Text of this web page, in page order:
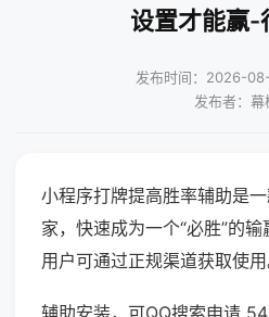
设置才能赢-
发布时间：2026-
发布者：幕
小程序打牌提高胜率辅助是
家，快速成为一个“必胜”的
用户可通过正规渠道获取使用
辅助安装，可QQ搜索申请